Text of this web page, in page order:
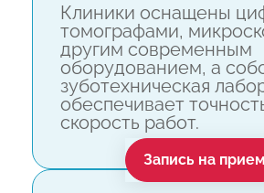
Клиники оснащены
томографами,
другим современным
оборудованием, а
зуботехническая
обеспечивает
скорость работ.
Запись на прием